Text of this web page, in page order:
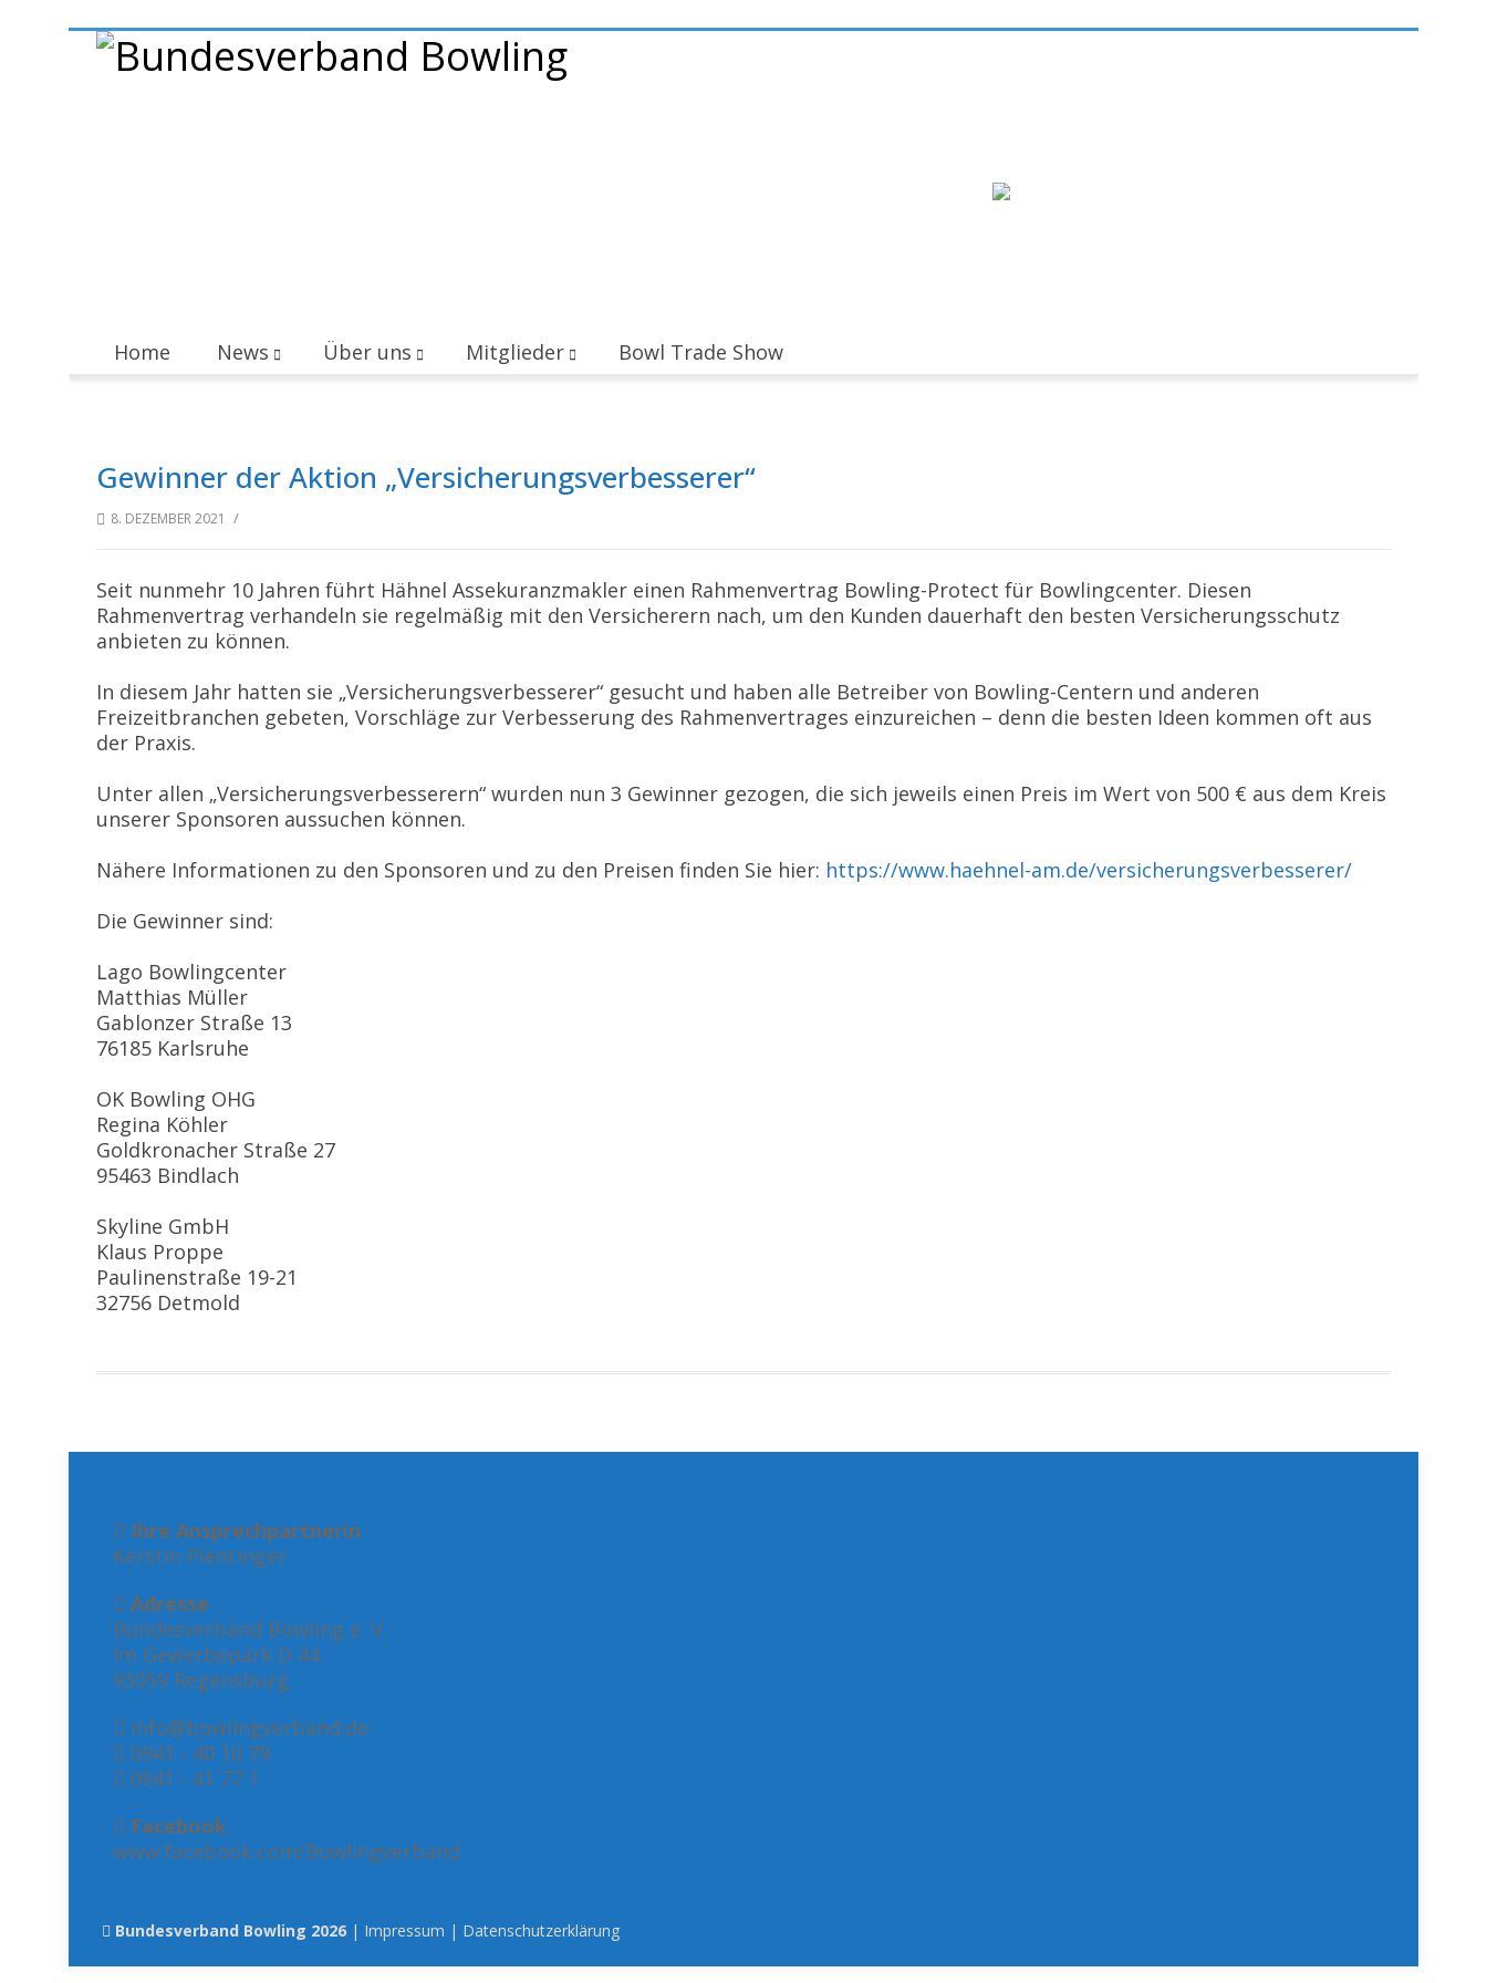
Home News Über uns Mitglieder Bowl Trade Show
Gewinner der Aktion „Versicherungsverbesserer“
8. DEZEMBER 2021 /
Seit nunmehr 10 Jahren führt Hähnel Assekuranzmakler einen Rahmenvertrag Bowling-Protect für Bowlingcenter. Diesen
Rahmenvertrag verhandeln sie regelmäßig mit den Versicherern nach, um den Kunden dauerhaft den besten Versicherungsschutz
anbieten zu können.
In diesem Jahr hatten sie „Versicherungsverbesserer“ gesucht und haben alle Betreiber von Bowling-Centern und anderen
Freizeitbranchen gebeten, Vorschläge zur Verbesserung des Rahmenvertrages einzureichen – denn die besten Ideen kommen oft aus
der Praxis.
Unter allen „Versicherungsverbesserern“ wurden nun 3 Gewinner gezogen, die sich jeweils einen Preis im Wert von 500 € aus dem Kreis
unserer Sponsoren aussuchen können.
Nähere Informationen zu den Sponsoren und zu den Preisen finden Sie hier: https://www.haehnel-am.de/versicherungsverbesserer/
Die Gewinner sind:
Lago Bowlingcenter
Matthias Müller
Gablonzer Straße 13
76185 Karlsruhe
OK Bowling OHG
Regina Köhler
Goldkronacher Straße 27
95463 Bindlach
Skyline GmbH
Klaus Proppe
Paulinenstraße 19-21
32756 Detmold
Ihre Ansprechpartnerin
Kerstin Plentinger
Adresse
Bundesverband Bowling e. V.
Im Gewerbepark D 44
93059 Regensburg
info@bowlingverband.de
0941 - 40 10 79
0941 - 41 77 1
Facebook
www.facebook.com/Bowlingverband
Bundesverband Bowling 2026 | Impressum | Datenschutzerklärung